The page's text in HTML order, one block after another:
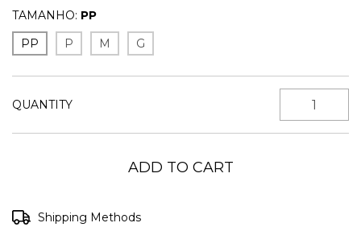
TAMANHO: PP
PP
P M G
QUANTITY
Shipping for zipcode:
Shipping Methods